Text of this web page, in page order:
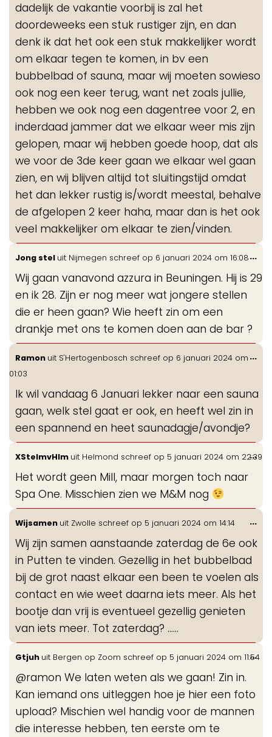
dadelijk de vakantie voorbij is zal het
doordeweeks een stuk rustiger zijn, en dan
denk ik dat het ook een stuk makkelijker wordt
om elkaar tegen te komen, in bv een
bubbelbad of sauna, maar wij moeten sowieso
ook nog een keer terug, want net zoals jullie,
hebben we ook nog een dagentree voor 2, en
inderdaad jammer dat we elkaar weer mis zijn
gelopen, maar wij hebben goede hoop, dat als
we voor de 3de keer gaan we elkaar wel gaan
zien, en wij blijven altijd tot sluitingstijd omdat
het dan lekker rustig is/wordt meestal, behalve
de afgelopen 2 keer haha, maar dan is het ook
veel makkelijker om elkaar te zien/vinden.
Jong stel uit Nijmegen schreef op 6 januari 2024 om 16:08
Wij gaan vanavond azzura in Beuningen. Hij is 29
en ik 28. Zijn er nog meer wat jongere stellen
die er heen gaan? Wie heeft zin om een
drankje met ons te komen doen aan de bar ?
...
Ramon uit S'Hertogenbosch schreef op 6 januari 2024 om
01:03
Ik wil vandaag 6 Januari lekker naar een sauna
gaan, welk stel gaat er ook, en heeft wel zin in
een spannend en heet saunadagje/avondje?
...
XStelmvHlm uit Helmond schreef op 5 januari 2024 om 22:39
Het wordt geen Mill, maar morgen toch naar
Spa One. Misschien zien we M&M nog
...
Wijsamen uit Zwolle schreef op 5 januari 2024 om 14:14
Wij zijn samen aanstaande zaterdag de 6e ook
in Putten te vinden. Gezellig in het bubbelbad
bij de grot naast elkaar een been te voelen als
contact en wie weet daarna iets meer. Als het
bootje dan vrij is eventueel gezellig genieten
van iets meer. Tot zaterdag? ……
...
Gtjuh uit Bergen op Zoom schreef op 5 januari 2024 om 11:54
@ramon We laten weten als we gaan! Zin in.
Kan iemand ons uitleggen hoe je hier een foto
upload? Mischien wel handig voor de mannen
die interesse hebben, ten eerste om te
...